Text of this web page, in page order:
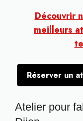
Découvrir
meilleurs
Réserver un
Atelier pour